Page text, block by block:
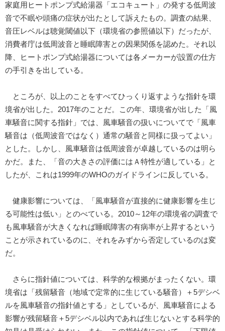
家庭用ヒートポンプ式給湯器「エコキュート」の発する低周波
音で不眠や頭痛の症状が出たとして訴えたもの。調査の結果、
音圧レベルは聴覚閾値以下（環境省の参照値以下）だったが、
消費者庁は低周波音と睡眠障害との因果関係を認めた。それ以
降、ヒートポンプ式給湯器については各メーカーが設置の仕方
の手引きを出している。
ところが、以上のことをすべてひっくり返すような指針を環
境省が出した。2017年のことだ。この年、環境省が出した「風
車騒音に関する指針」では、風車騒音の扱いについてで「風車
騒音は（低周波音ではなく）通常の騒音と同様に扱ってよい」
とした。しかし、風車騒音は低周波音が卓越しているのは明ら
かだ。また、「音の大きさの評価にはＡ特性が適している」と
したが、これは1999年のWHOのガイドラインに反している。
健康影響については、「風車騒音が直接的に健康影響を生じ
る可能性は低い」とのべている。2010～12年の環境省の調査で
も風車騒音が大きくなれば睡眠障害の有病率が上昇するという
ことが示されているのに、それをみずから否定しているのは変
だ。
さらに指針値については、科学的な根拠がまったくない。環
境省は「残留騒音（地域で定常的に生じている騒音）＋5デシベ
ルを風車騒音の指針値とする」としているが、風車騒音による
影響が残留騒音＋5デシベル以内であれば生じないとする科学的